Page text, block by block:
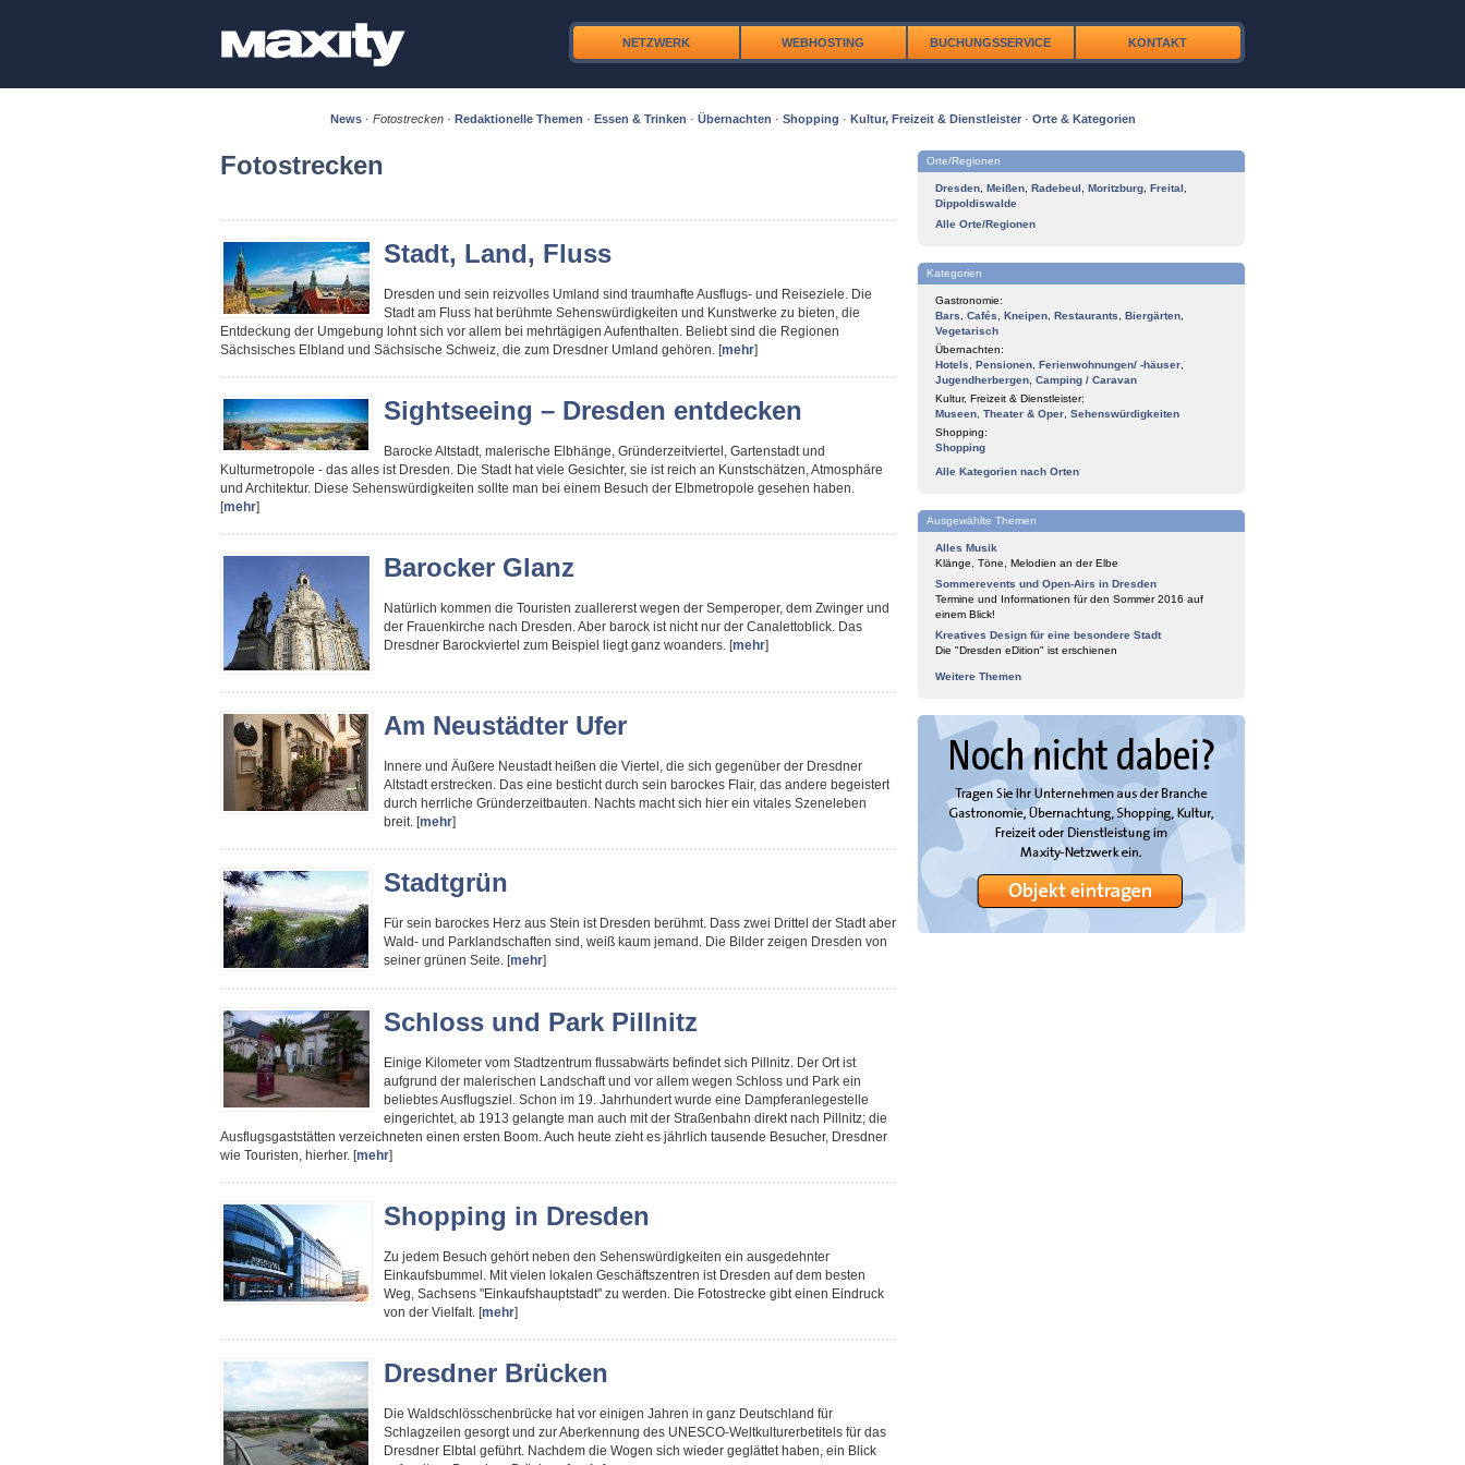
NETZWERK WEBHOSTING BUCHUNGSSERVICE KONTAKT
News· Fotostrecken· Redaktionelle Themen · Essen & Trinken · Übernachten · Shopping · Kultur, Freizeit & Dienstleister· Orte & Kategorien
Fotostrecken
Stadt, Land, Fluss
Dresden und sein reizvolles Umland sind traumhafte Ausflugs- und Reiseziele. Die
Stadt am Fluss hat berühmte Sehenswürdigkeiten und Kunstwerke zu bieten, die
Entdeckung der Umgebung lohnt sich vor allem bei mehrtägigen Aufenthalten. Beliebt sind die Regionen
Sächsisches Elbland und Sächsische Schweiz, die zum Dresdner Umland gehören. [mehr]
Sightseeing – Dresden entdecken
Barocke Altstadt, malerische Elbhänge, Gründerzeitviertel, Gartenstadt und
Kulturmetropole - das alles ist Dresden. Die Stadt hat viele Gesichter, sie ist reich an Kunstschätzen, Atmosphäre
und Architektur. Diese Sehenswürdigkeiten sollte man bei einem Besuch der Elbmetropole gesehen haben.
[mehr]
Barocker Glanz
Natürlich kommen die Touristen zuallererst wegen der Semperoper, dem Zwinger und
der Frauenkirche nach Dresden. Aber barock ist nicht nur der Canalettoblick. Das
Dresdner Barockviertel zum Beispiel liegt ganz woanders. [mehr]
Am Neustädter Ufer
Innere und Äußere Neustadt heißen die Viertel, die sich gegenüber der Dresdner
Altstadt erstrecken. Das eine besticht durch sein barockes Flair, das andere begeistert
durch herrliche Gründerzeitbauten. Nachts macht sich hier ein vitales Szeneleben
breit. [mehr]
Stadtgrün
Für sein barockes Herz aus Stein ist Dresden berühmt. Dass zwei Drittel der Stadt aber
Wald- und Parklandschaften sind, weiß kaum jemand. Die Bilder zeigen Dresden von
seiner grünen Seite. [mehr]
Schloss und Park Pillnitz
Einige Kilometer vom Stadtzentrum flussabwärts befindet sich Pillnitz. Der Ort ist
aufgrund der malerischen Landschaft und vor allem wegen Schloss und Park ein
beliebtes Ausflugsziel. Schon im 19. Jahrhundert wurde eine Dampferanlegestelle
eingerichtet, ab 1913 gelangte man auch mit der Straßenbahn direkt nach Pillnitz; die
Ausflugsgaststätten verzeichneten einen ersten Boom. Auch heute zieht es jährlich tausende Besucher, Dresdner
wie Touristen, hierher. [mehr]
Shopping in Dresden
Zu jedem Besuch gehört neben den Sehenswürdigkeiten ein ausgedehnter
Einkaufsbummel. Mit vielen lokalen Geschäftszentren ist Dresden auf dem besten
Weg, Sachsens "Einkaufshauptstadt" zu werden. Die Fotostrecke gibt einen Eindruck
von der Vielfalt. [mehr]
Dresdner Brücken
Die Waldschlösschenbrücke hat vor einigen Jahren in ganz Deutschland für
Schlagzeilen gesorgt und zur Aberkennung des UNESCO-Weltkulturerbetitels für das
Dresdner Elbtal geführt. Nachdem die Wogen sich wieder geglättet haben, ein Blick
Orte/Regionen
Dresden Meißen Radebeul Moritzburg Freital
Dippoldiswalde
Alle Orte/Regionen
Kategorien
Gastronomie:
Bars
Cafés Kneipen Restaurants Biergärten
Vegetarisch
Übernachten:
Hotels
Pensionen Ferienwohnungen/ -häuser
Jugendherbergen Camping / Caravan
Kultur, Freizeit & Dienstleister:
Museen Theater & Oper Sehenswürdigkeiten
Shopping:
Shopping
Alle Kategorien nach Orten
Ausgewählte Themen
Alles Musik
Klänge, Töne, Melodien an der Elbe
Sommerevents und Open-Airs in Dresden
Termine und Informationen für den Sommer 2016 auf
einem Blick!
Kreatives Design für eine besondere Stadt
Die "Dresden eDition" ist erschienen
Weitere Themen